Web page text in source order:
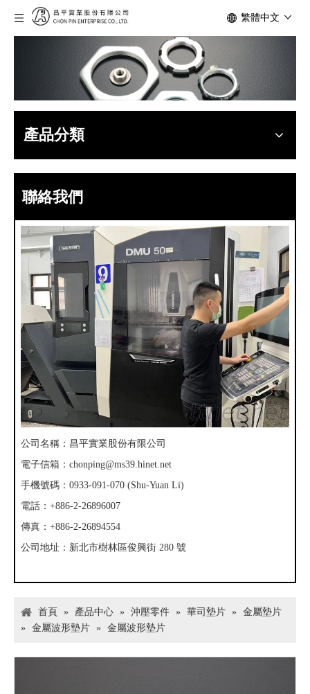
繁體中文
產品分類
聯絡我們
公司名稱：昌平實業股份有限公司
電子信箱： chonping@ms39.hinet.net
手機號碼：0933-091-070 (Shu-Yuan Li)
電話：+886-2-26896007
傳真：+886-2-26894554
公司地址：新北市樹林區俊興街 280 號
首頁 » 產品中心 » 沖壓零件 » 華司墊片 » 金屬墊片
» 金屬波形墊片 » 金屬波形墊片